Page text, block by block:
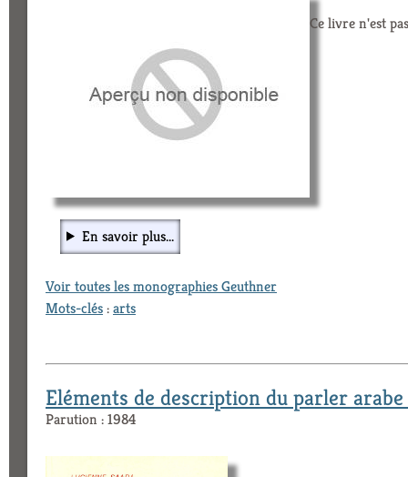
Ce livre n'est
En savoir plus...
Voir toutes les monographies Geuthner
Mots-clés:arts
Eléments de description du parler
Parution : 1984